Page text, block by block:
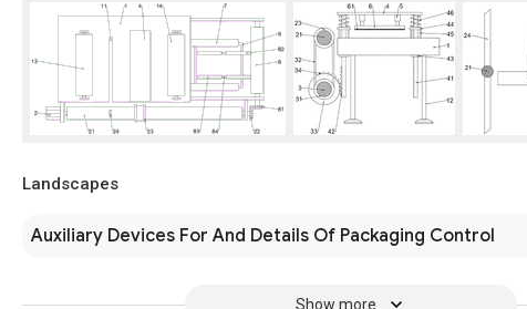
Landscapes
Auxiliary Devices For And Details Of Packaging Control
Show more